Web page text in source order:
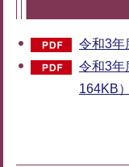
令和3年
令和3
164KB）